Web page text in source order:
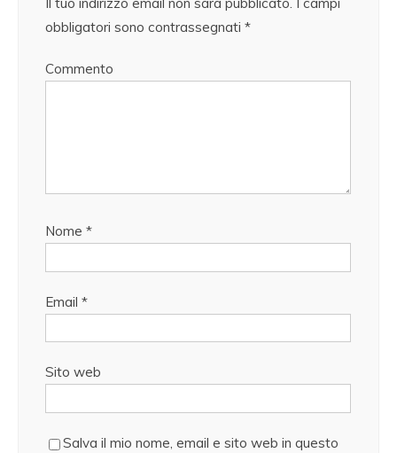
obbligatori sono contrassegnati *
Commento
Nome *
Email *
Sito web
Salva il mio nome, email e sito web in questo